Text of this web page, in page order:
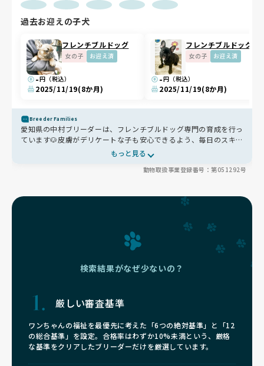
過去お迎えの子犬
フレンチブルドッグ
女の子 お迎え済
-円（税込）
2025/11/19(8か月)
フレンチブルドッグ
女の子 お迎え済
-円（税込）
2025/11/19(8か月)
Breeder Families
愛知県の中村ブリーダーは、フレンチブルドッグ専門の育成を行っ
ています🐶皮膚がデリケートな子も安心できるよう、毎日のスキン
ケアや栄養バランスを考えた食事管理を徹底。自由に過ごせる室内
環境や日光浴できるテラスもあり、心身ともに健やかに育ちます✨
お迎え後のサポートも万全で安心です🐾
もっと見る
動物取扱事業登録番号：第051292号
検索結果がなぜ少ないの？
厳しい審査基準
ワンちゃんの福祉を最優先に考えた「6つの絶対基準」と「12
の総合基準」を設定。合格率はわずか10%未満という、厳格
な基準をクリアしたブリーダーだけを厳選しています。